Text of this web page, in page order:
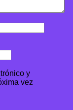
y
vez